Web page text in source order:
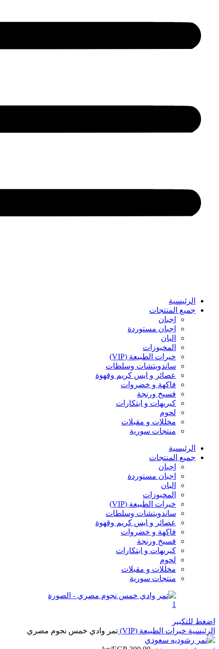
الرئيسية
جميع المنتجات
اجبان
اجبان مستوردة
البان
المخبوزات
خيرات الطبيعة (VIP)
ساندويتشات وسلطات
عصائر و ايس كريم وقهوة
فاكهة و خضروات
فسيخ ورنجة
كيريهات و ابتكارات
لحوم
مخللات و مقبلات
منتجات سورية
الرئيسية
جميع المنتجات
اجبان
اجبان مستوردة
البان
المخبوزات
خيرات الطبيعة (VIP)
ساندويتشات وسلطات
عصائر و ايس كريم وقهوة
فاكهة و خضروات
فسيخ ورنجة
كيريهات و ابتكارات
لحوم
مخللات و مقبلات
منتجات سورية
اضغط للتكبير
الرئيسية خيرات الطبيعة (VIP) تمر وادي خمس نجوم مصري